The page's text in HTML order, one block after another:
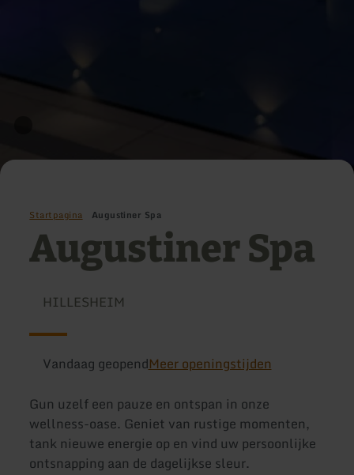
Startpagina Augustiner Spa
Augustiner Spa
HILLESHEIM
Vandaag geopendMeer openingstijden
Gun uzelf een pauze en ontspan in onze
wellness-oase. Geniet van rustige momenten,
tank nieuwe energie op en vind uw persoonlijke
ontsnapping aan de dagelijkse sleur.